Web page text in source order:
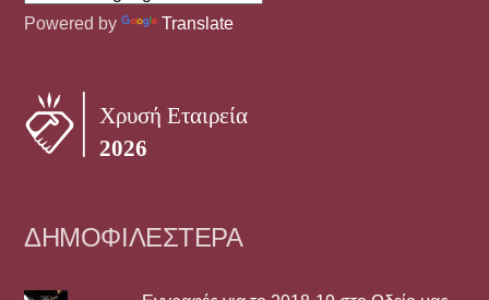
Powered by Translate
ΔΗΜΟΦΙΛΈΣΤΕΡΑ